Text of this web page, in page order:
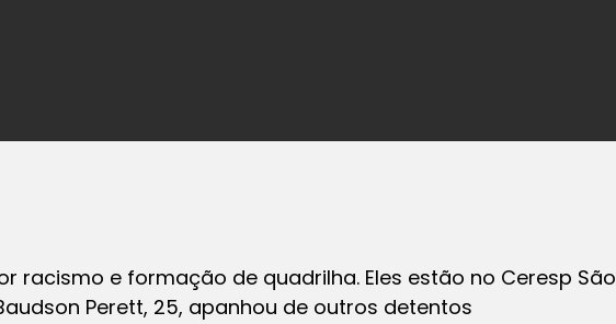
racismo e formação de quadrilha. Eles estão no Ceresp São
Perett, 25, apanhou de outros detentos